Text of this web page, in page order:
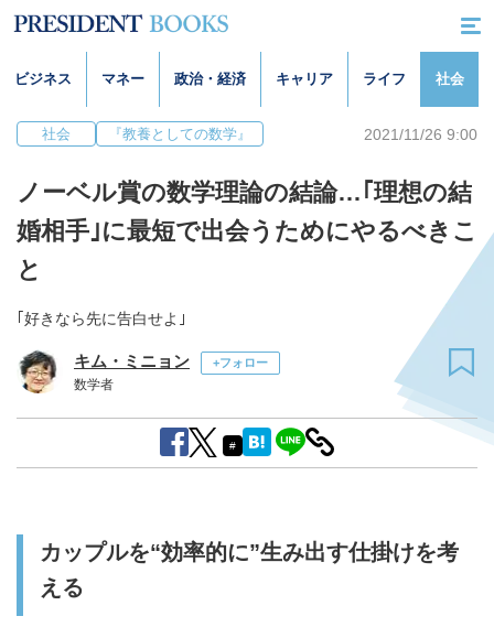
ビジネス マネー 政治・経済 キャリア ライフ 社会
社会 『教養としての数学』 2021/11/26 9:00
ノーベル賞の数学理論の結論…｢理想の結
婚相手｣に最短で出会うためにやるべきこ
と
｢好きなら先に告白せよ｣
キム・ミニョン +フォロー
数学者
#
カップルを“効率的に”生み出す仕掛けを考
える